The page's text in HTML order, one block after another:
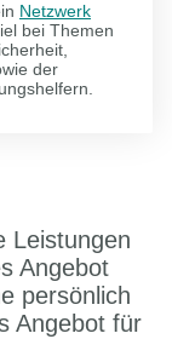
Netzwerk
bei Themen
der
Leistungen
Angebot
persönlich
Angebot für